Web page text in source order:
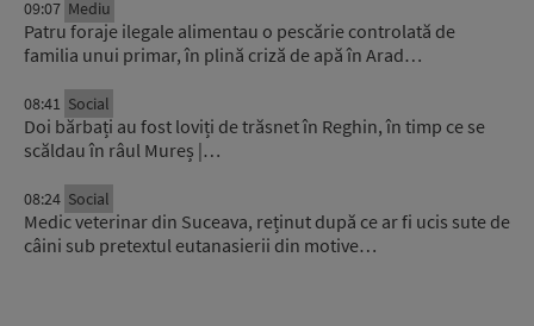
09:07 Mediu
Patru foraje ilegale alimentau o pescărie controlată de
familia unui primar, în plină criză de apă în Arad…
08:41 Social
Doi bărbați au fost loviți de trăsnet în Reghin, în timp ce se
scăldau în râul Mureș |…
08:24 Social
Medic veterinar din Suceava, reținut după ce ar fi ucis sute de
câini sub pretextul eutanasierii din motive…